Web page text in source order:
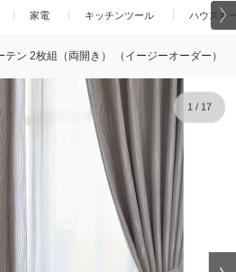
家電 キッチンツール ハウスキ
ン 2枚組（両開き） （イージーオーダー）
1/ 17